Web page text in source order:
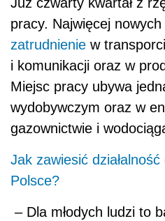
Już czwarty kwartał z
pracy. Najwięcej
zatrudnienie w
i komunikacji oraz w
Miejsc pracy ubywa
wydobywczym oraz w
gazownictwie i
Jak zawiesić
Polsce?
– Dla młodych ludzi to